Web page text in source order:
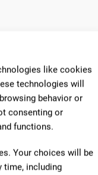
like cookies
technologies will
behavior or
consenting or
functions.
Your choices will be
time, including
controlado.
mejora continua.
así la paciencia.